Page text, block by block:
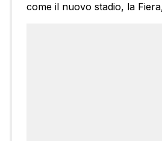
come il nuovo stadio, la